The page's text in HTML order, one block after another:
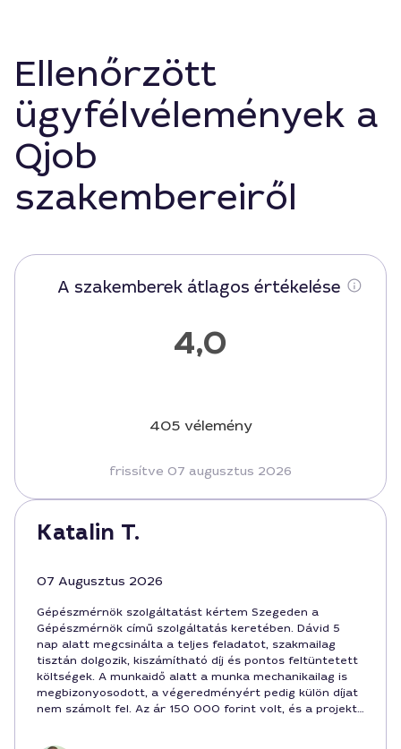
Ellenőrzött
ügyfélvélemények a
Qjob
szakembereiről
A szakemberek átlagos értékelése
4,0
405 vélemény
frissítve 07 augusztus 2026
Katalin T.
07 Augusztus 2026
Gépészmérnök szolgáltatást kértem Szegeden a
Gépészmérnök című szolgáltatás keretében. Dávid 5
nap alatt megcsinálta a teljes feladatot, szakmailag
tisztán dolgozik, kiszámítható díj és pontos feltüntetett
költségek. A munkaidő alatt a munka mechanikailag is
megbizonyosodott, a végeredményért pedig külön díjat
nem számolt fel. Az ár 150 000 forint volt, és a projekt